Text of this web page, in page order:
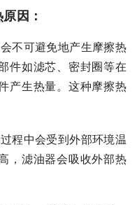
因：
不可避免地产生摩擦热
件如滤芯、密封圈等在
产生热量。这种摩擦热
程中会受到外部环境温
，滤油器会吸收外部热